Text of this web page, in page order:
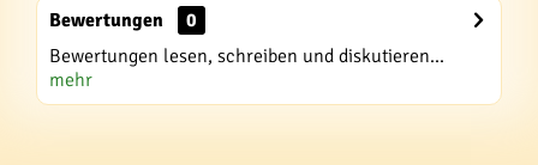
Bewertungen
0
Bewertungen lesen, schreiben und diskutieren...
mehr